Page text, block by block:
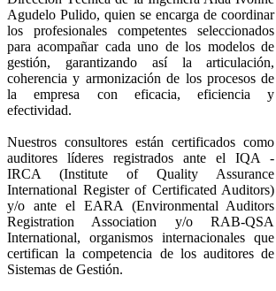
Agudelo Pulido, quien se encarga de coordinar
los profesionales competentes seleccionados
para acompañar cada uno de los modelos de
gestión, garantizando así la articulación,
coherencia y armonización de los procesos de
la empresa con eficacia, eficiencia y
efectividad.
Nuestros consultores están certificados como
auditores líderes registrados ante el IQA -
IRCA (Institute of Quality Assurance
International Register of Certificated Auditors)
y/o ante el EARA (Environmental Auditors
Registration Association y/o RAB-QSA
International, organismos internacionales que
certifican la competencia de los auditores de
Sistemas de Gestión.